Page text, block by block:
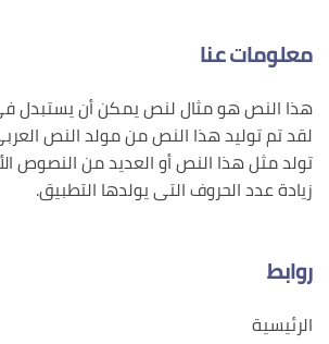
معلومات عنا
هذا النص هو مثال لنص يمكن أن يستبدل
لقد تم توليد هذا النص من مولد النص
تولد مثل هذا النص أو العديد من النصوص
زيادة عدد الحروف التى يولدها التطبيق.
روابط
الرئيسية